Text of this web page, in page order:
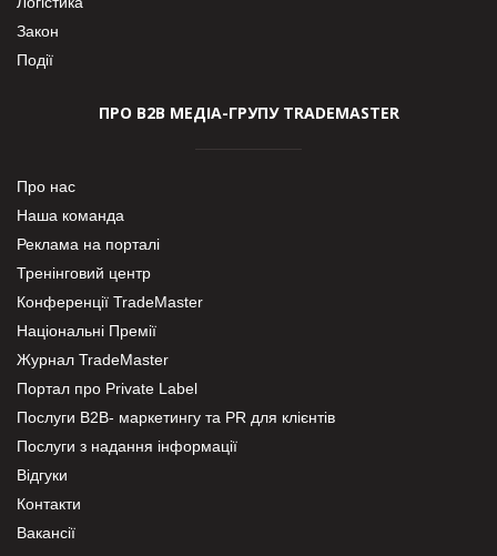
Закон
Події
ПРО В2В МЕДІА-ГРУПУ TRADEMASTER
Про нас
Наша команда
Реклама на порталі
Тренінговий центр
Конференції TradeMaster
Національні Премії
Журнал TradeMaster
Портал про Private Label
Послуги В2В- маркетингу та PR для клієнтів
Послуги з надання інформації
Відгуки
Контакти
Вакансії